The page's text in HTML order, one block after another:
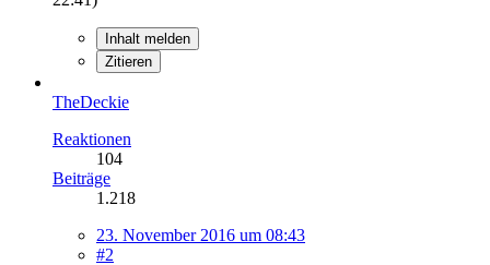
Inhalt melden
Zitieren
TheDeckie
Reaktionen
104
Beiträge
1.218
23. November 2016 um 08:43
#2